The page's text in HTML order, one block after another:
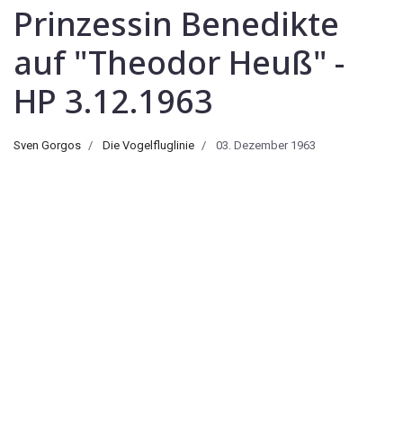
Prinzessin Benedikte
auf "Theodor Heuß" -
HP 3.12.1963
Sven Gorgos Die Vogelfluglinie 03. Dezember 1963